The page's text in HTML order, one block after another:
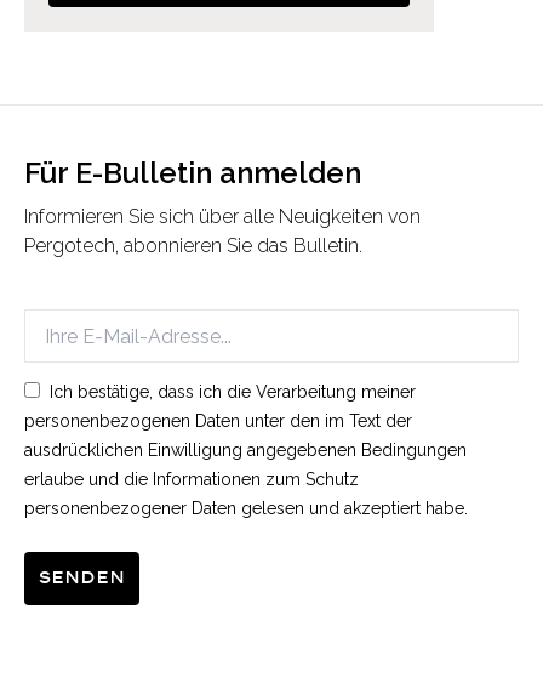
Für E-Bulletin anmelden
Informieren Sie sich über alle Neuigkeiten von
Pergotech, abonnieren Sie das Bulletin.
Ich bestätige, dass ich die Verarbeitung meiner
personenbezogenen Daten unter den im Text der
ausdrücklichen Einwilligung angegebenen Bedingungen
erlaube und die Informationen zum Schutz
personenbezogener Daten gelesen und akzeptiert habe.
Senden